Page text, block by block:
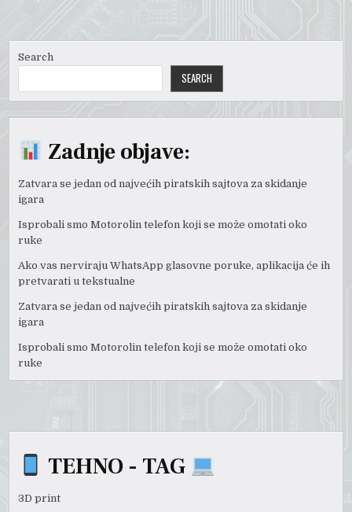
Search
SEARCH
Zadnje objave:
Zatvara se jedan od najvećih piratskih sajtova za skidanje
igara
Isprobali smo Motorolin telefon koji se može omotati oko
ruke
Ako vas nerviraju WhatsApp glasovne poruke, aplikacija će ih
pretvarati u tekstualne
Zatvara se jedan od najvećih piratskih sajtova za skidanje
igara
Isprobali smo Motorolin telefon koji se može omotati oko
ruke
TEHNO - TAG
3D print